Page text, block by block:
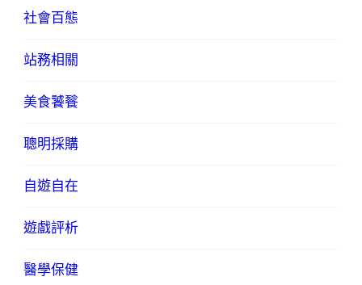
社會百態
站務相關
美食饕餮
聰明採購
自遊自在
遊戲評析
醫學保健